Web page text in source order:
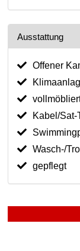
Ausstattung
Offener
Kabel/Sat-
Wasch-/
gepflegt